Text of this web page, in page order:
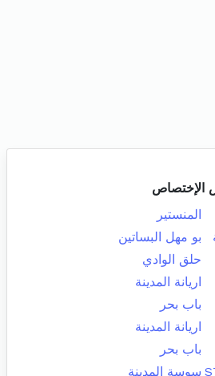
المنستير
بو مهل البساتين
حلق الوادي
اريانة المدينة
باب بحر
اريانة المدينة
باب بحر
سوسة المدينة